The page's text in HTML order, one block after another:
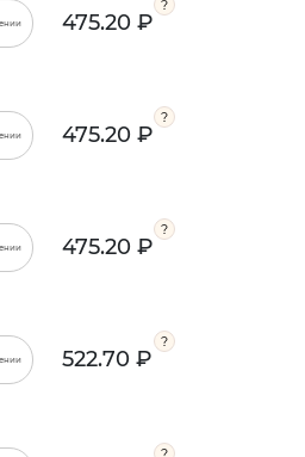
475.20 ₽
475.20 ₽
475.20 ₽
522.70 ₽